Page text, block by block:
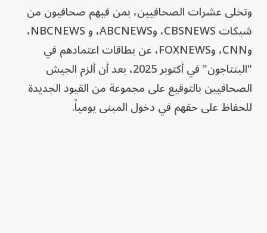
وتخلى عشرات الصحافيين، بمن فيهم صحافيون من
شبكات CBSNEWS، وABCNEWS، و NBCNEWS،
وCNN، وFOXNEWS، عن بطاقات اعتمادهم في
"البنتاجون" في أكتوبر 2025، بعد أن ألزم الجيش
الصحافيين بالتوقيع على مجموعة من القيود الجديدة
للحفاظ على حقهم في دخول المبنى يومياً.